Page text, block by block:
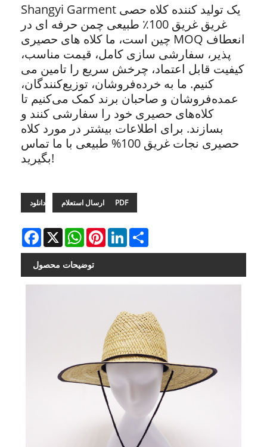
Shangyi Garment یک تولید کننده کلاه حصی
غریق غریق 100٪ طبیعی چمن حرفه ای در
چین است، ما کلاه های حصیری MOQ انعطاف
پذیر، سفارشی سازی کامل، قیمت مناسب،
کیفیت قابل اعتماد، چرخش سریع را تامین می
کنیم. ما به خرده‌فروشان، توزیع‌کنندگان،
عمده‌فروشان و صاحبان برند کمک می‌کنیم تا
کلاه‌های حصیری خود را سفارشی کنند و
بسازند. برای اطلاعات بیشتر در مورد کلاه
حصیری نجات غریق 100% طبیعی با ما تماس
بگیرید!
ارسال استعلام دانلود PDF
Facebook
X WhatsAppPinterestLinkedIn
توضیحات محصول